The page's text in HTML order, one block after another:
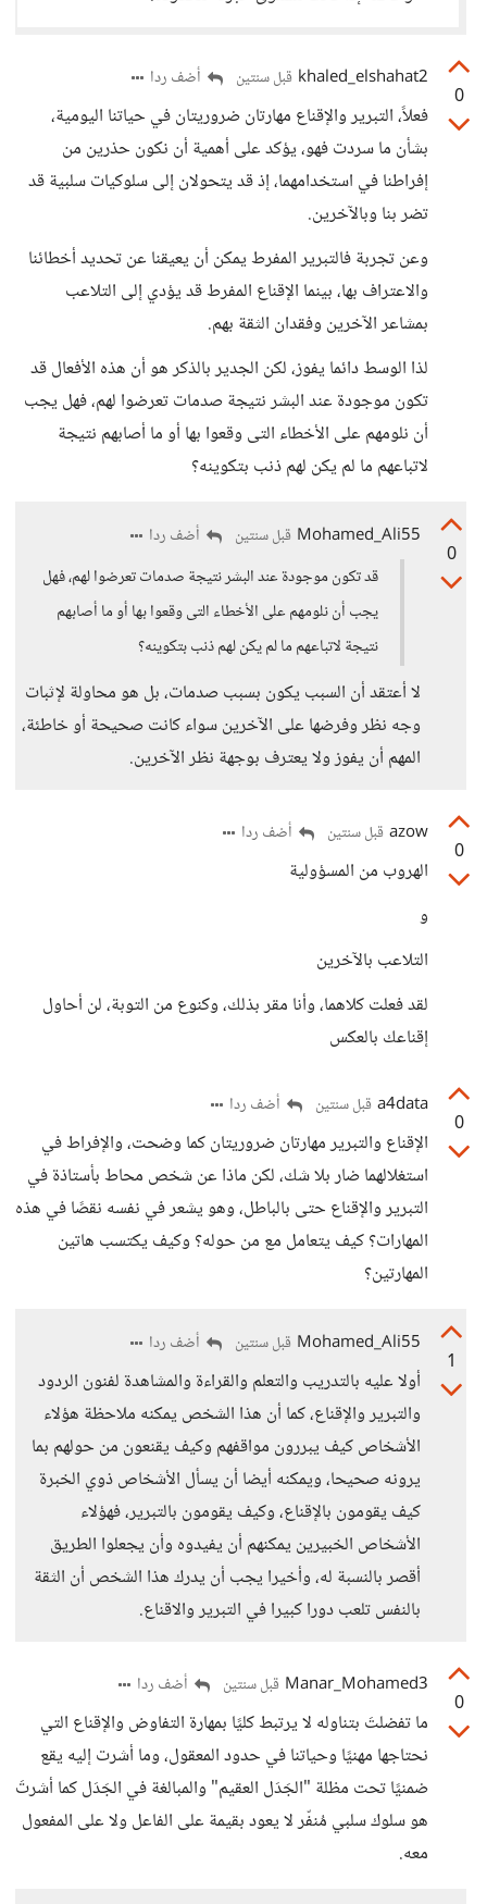
0
khaled_elshahat2 قبل سنتين أضف ردا
فعلاً، التبرير والإقناع مهارتان ضروريتان في حياتنا اليومية،
بشأن ما سردت فهو، يؤكد على أهمية أن نكون حذرين من
إفراطنا في استخدامهما، إذ قد يتحولان إلى سلوكيات سلبية قد
تضر بنا وبالآخرين.
وعن تجربة فالتبرير المفرط يمكن أن يعيقنا عن تحديد أخطائنا
والاعتراف بها، بينما الإقناع المفرط قد يؤدي إلى التلاعب
بمشاعر الآخرين وفقدان الثقة بهم.
لذا الوسط دائما يفوز، لكن الجدير بالذكر هو أن هذه الأفعال قد
تكون موجودة عند البشر نتيجة صدمات تعرضوا لهم، فهل يجب
أن نلومهم على الأخطاء التى وقعوا بها أو ما أصابهم نتيجة
لاتباعهم ما لم يكن لهم ذنب بتكوينه؟
0
Mohamed_Ali55 قبل سنتين
أضف ردا
قد تكون موجودة عند البشر نتيجة صدمات تعرضوا لهم، فهل
يجب أن نلومهم على الأخطاء التى وقعوا بها أو ما أصابهم
نتيجة لاتباعهم ما لم يكن لهم ذنب بتكوينه؟
لا أعتقد أن السبب يكون بسبب صدمات، بل هو محاولة لإثبات
وجه نظر وفرضها على الآخرين سواء كانت صحيحة أو خاطئة،
المهم أن يفوز ولا يعترف بوجهة نظر الآخرين.
0
azow قبل سنتين أضف ردا
الهروب من المسؤولية
و
التلاعب بالآخرين
لقد فعلت كلاهما، وأنا مقر بذلك، وكنوع من التوبة، لن أحاول
إقناعك بالعكس
0
a4data قبل سنتين أضف ردا
الإقناع والتبرير مهارتان ضروريتان كما وضحت، والإفراط في
استغلالهما ضار بلا شك، لكن ماذا عن شخص محاط بأستاذة في
التبرير والإقناع حتى بالباطل، وهو يشعر في نفسه نقصًا في هذه
المهارات؟ كيف يتعامل مع من حوله؟ وكيف يكتسب هاتين
المهارتين؟
1
Mohamed_Ali55 قبل سنتين أضف ردا
أولا عليه بالتدريب والتعلم والقراءة والمشاهدة لفنون الردود
والتبرير والإقناع، كما أن هذا الشخص يمكنه ملاحظة هؤلاء
الأشخاص كيف يبررون مواقفهم وكيف يقنعون من حولهم بما
يرونه صحيحا، ويمكنه أيضا أن يسأل الأشخاص ذوي الخبرة
كيف يقومون بالإقناع، وكيف يقومون بالتبرير، فهؤلاء
الأشخاص الخبيرين يمكنهم أن يفيدوه وأن يجعلوا الطريق
أقصر بالنسبة له، وأخيرا يجب أن يدرك هذا الشخص أن الثقة
بالنفس تلعب دورا كبيرا في التبرير والاقناع.
0
Manar_Mohamed3 قبل سنتين أضف ردا
ما تفضلتَ بتناوله لا يرتبط كليًا بمهارة التفاوض والإقناع التي
نحتاجها مهنيًا وحياتنا في حدود المعقول، وما أشرت إليه يقع
ضمنيًا تحت مظلة "الجَدَل العقيم" والمبالغة في الجَدَل كما أشرتَ
هو سلوك سلبي مُنفّر لا يعود بقيمة على الفاعل ولا على المفعول
معه.